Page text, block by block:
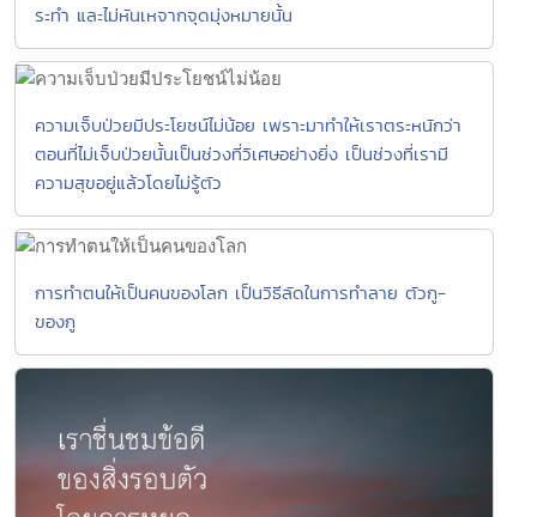
ระทำ และไม่หันเหจากจุดมุ่งหมายนั้น
ความเจ็บป่วยมีประโยชน์ไม่น้อย เพราะมาทำให้เราตระหนักว่า
ตอนที่ไม่เจ็บป่วยนั้นเป็นช่วงที่วิเศษอย่างยิ่ง เป็นช่วงที่เรามี
ความสุขอยู่แล้วโดยไม่รู้ตัว
การทำตนให้เป็นคนของโลก เป็นวิธีลัดในการทำลาย ตัวกู-
ของกู